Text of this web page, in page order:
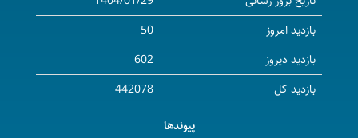
تغییر تاریخ شروع امتحانات نیمسال دوم سال تحصیلی
1405-1404 دانشگاه
📚 دوره ویژه اعضای هیأت علمی جدیدالورود دانشگاه
علوم پزشکی کردستان
گام‌های بلند در مسیر مرجعیت علمی و فصلی تازه در
بازدید امروز
50
بازدید دیروز
602
بازدید کل
442078
پیوندها